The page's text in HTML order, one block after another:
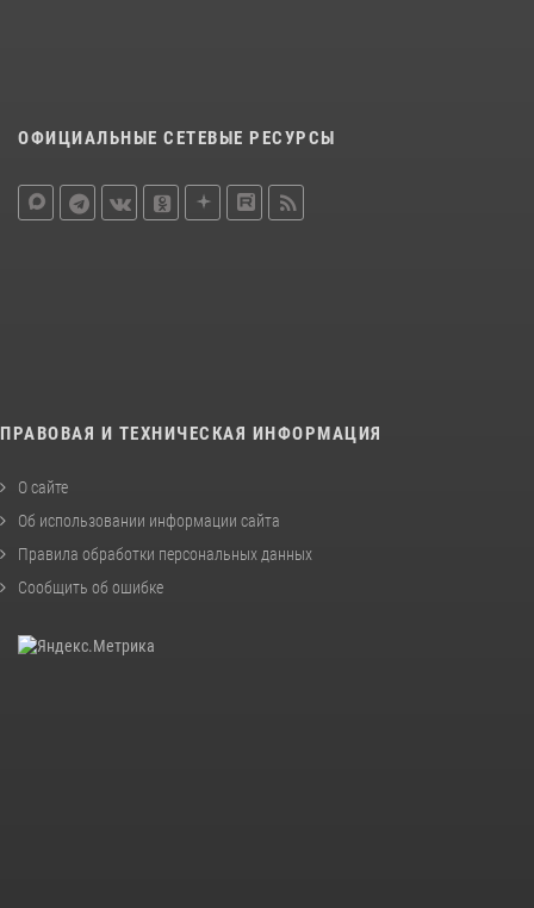
ОФИЦИАЛЬНЫЕ СЕТЕВЫЕ РЕСУРСЫ
ПРАВОВАЯ И ТЕХНИЧЕСКАЯ ИНФОРМАЦИЯ
О сайте
Об использовании информации сайта
Правила обработки персональных данных
Сообщить об ошибке